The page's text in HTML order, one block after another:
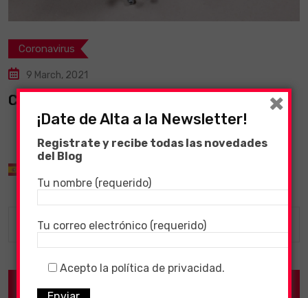
Coronavirus
9 March, 2021
CORONAVIRUS – 08/03/2021
Categories
¡Date de Alta a la Newsletter!
Registrate y recibe todas las novedades
del Blog
Tu nombre (requerido)
Tu correo electrónico (requerido)
Acepto la política de privacidad.
×